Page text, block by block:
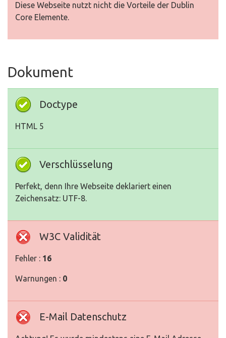
Diese Webseite nutzt nicht die Vorteile der Dublin
Core Elemente.
Dokument
Doctype
HTML 5
Verschlüsselung
Perfekt, denn Ihre Webseite deklariert einen
Zeichensatz: UTF-8.
W3C Validität
Fehler : 16
Warnungen : 0
E-Mail Datenschutz